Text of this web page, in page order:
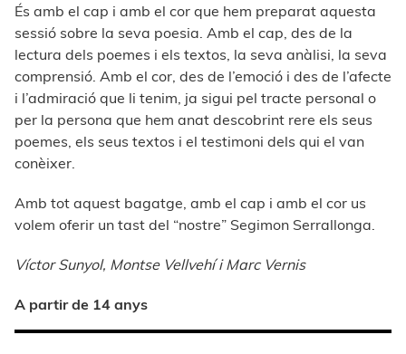
És amb el cap i amb el cor que hem preparat aquesta
sessió sobre la seva poesia. Amb el cap, des de la
lectura dels poemes i els textos, la seva anàlisi, la seva
comprensió. Amb el cor, des de l’emoció i des de l’afecte
i l’admiració que li tenim, ja sigui pel tracte personal o
per la persona que hem anat descobrint rere els seus
poemes, els seus textos i el testimoni dels qui el van
conèixer.
Amb tot aquest bagatge, amb el cap i amb el cor us
volem oferir un tast del “nostre” Segimon Serrallonga.
Víctor Sunyol, Montse Vellvehí i Marc Vernis
A partir de 14 anys